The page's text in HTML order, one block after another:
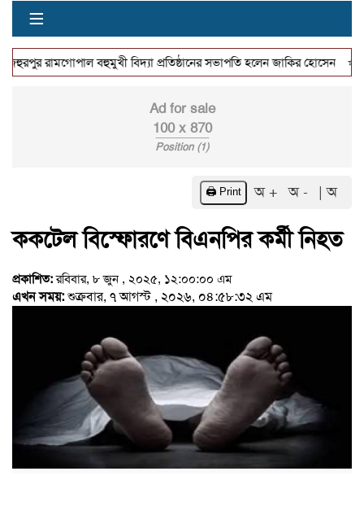
≡
রামগোপাল বহুমুখী বিদ্যা প্রতিষ্ঠানের সভাপতি হলেন জাকির হোসেন ⭐
Ad for sale
100 x 870
Position (1)
🖨️ Print অ + অ - | অ
ককটেল বিস্ফোরণে বিএনপির কর্মী নিহত
প্রকাশিত:রবিবার, ৮ জুন , ২০২৫, ১২:০০:০০ এম
এখন সময়:শুক্রবার, ৭ আগস্ট , ২০২৬, ০৪:৫৮:৩২ এম